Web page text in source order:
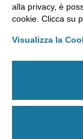
alla privacy, è
cookie. Clicca su
Visualizza la